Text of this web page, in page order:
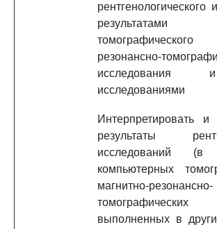
рентгенологического
результатами
резонансно-
исследования
исследованиями
Интерпретировать и
результаты
исследований
компьютерных
магнитно-резонансно-
томографических
выполненных в